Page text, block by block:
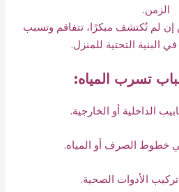
الزمن.
إن لم تُكتشف مبكرًا، تتفاقم وتسبب
البنية التحتية للمنزل.
تسرب المياه:
الداخلية أو الخارجية.
خطوط الصرف أو المياه.
الأدوات الصحية.